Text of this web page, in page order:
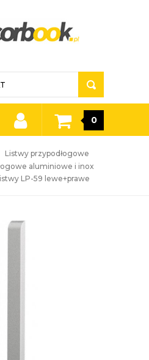
0
Listwy przypodłogowe
aluminiowe i inox
LP-59 lewe+prawe